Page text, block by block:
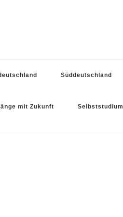
Süddeutschland
mit Zukunft Selbststudium